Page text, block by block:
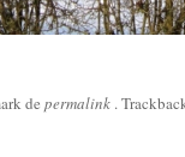
de permalink .